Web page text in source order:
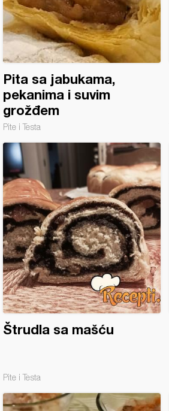
Pita sa jabukama,
pekanima i suvim
grožđem
Pite i Testa
Štrudla sa mašću
Pite i Testa